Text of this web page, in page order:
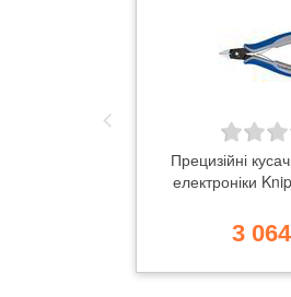
Прецизійні
електроніки
3 064